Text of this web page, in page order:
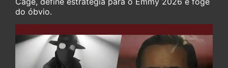
do óbvio.